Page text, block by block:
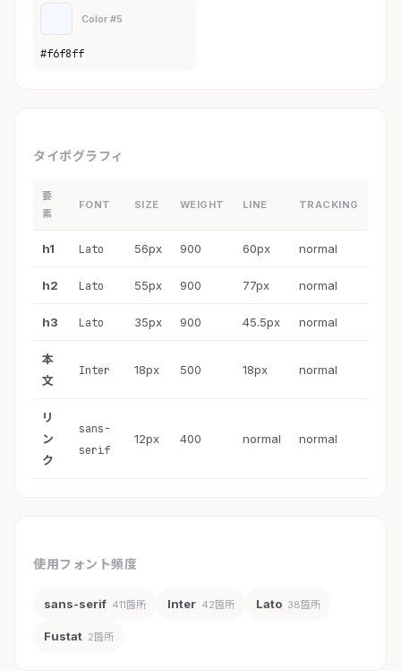
Color #5
#f6f8ff
タイポグラフィ
要
素
FONT SIZE WEIGHT LINE TRACKING
h1 Lato 56px 900 60px normal
h2 Lato 55px 900 77px normal
h3 Lato 35px 900 45.5px normal
本
文
Inter 18px 500 18px normal
リ
ン
ク
sans-
serif
12px 400 normal normal
使用フォント頻度
sans-serif 411箇所 Inter 42箇所 Lato 38箇所
Fustat 2箇所